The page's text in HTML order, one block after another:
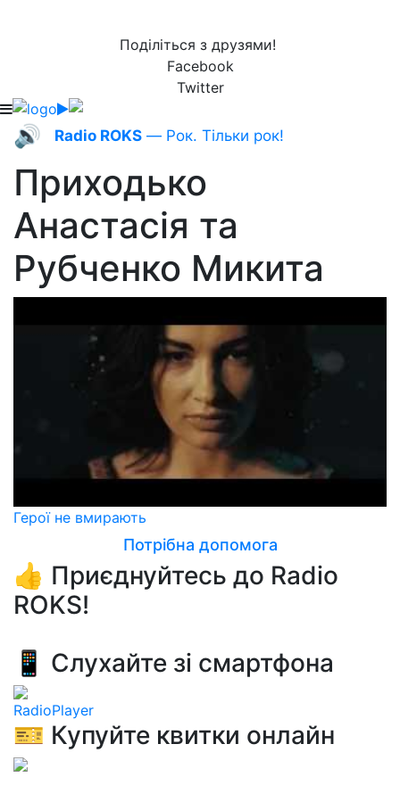
Поділіться з друзями!
Facebook
Twitter
🔊 Radio ROKS — Рок. Тільки рок!
Приходько
Анастасія та
Рубченко Микита
Герої не вмирають
Потрібна допомога
👍 Приєднуйтесь до Radio
ROKS!
📱 Слухайте зі смартфона
RadioPlayer
🎫 Купуйте квитки онлайн